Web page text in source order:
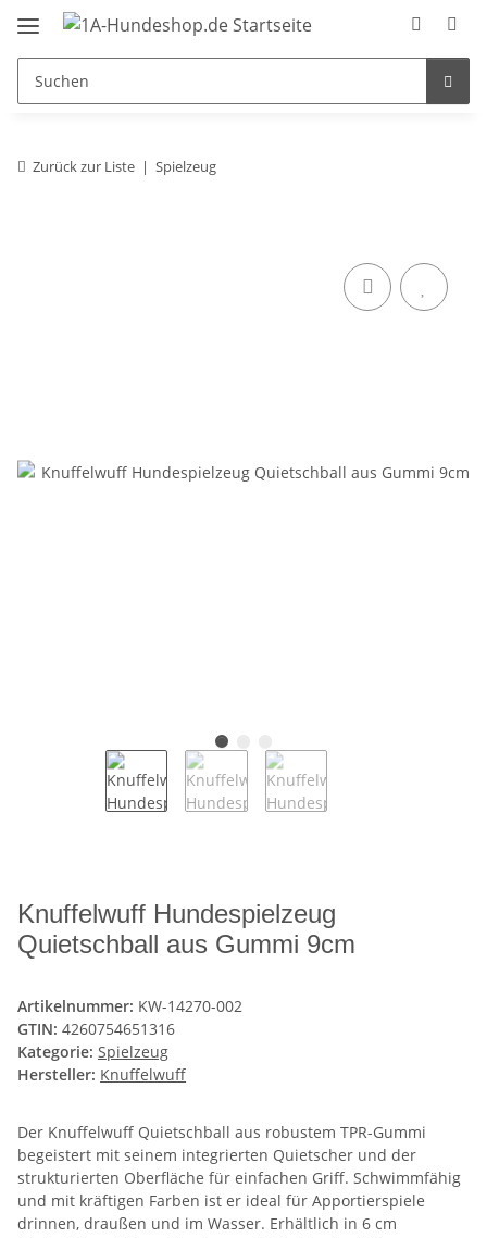
Zurück zur Liste Spielzeug
Knuffelwuff Hundespielzeug
Quietschball aus Gummi 9cm
Artikelnummer: KW-14270-002
GTIN: 4260754651316
Kategorie: Spielzeug
Hersteller: Knuffelwuff
Der Knuffelwuff Quietschball aus robustem TPR-Gummi
begeistert mit seinem integrierten Quietscher und der
strukturierten Oberfläche für einfachen Griff. Schwimmfähig
und mit kräftigen Farben ist er ideal für Apportierspiele
drinnen, draußen und im Wasser. Erhältlich in 6 cm